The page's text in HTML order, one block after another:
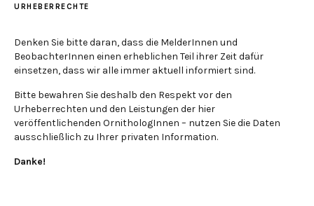
URHEBERRECHTE
Denken Sie bitte daran, dass die MelderInnen und
BeobachterInnen einen erheblichen Teil ihrer Zeit dafür
einsetzen, dass wir alle immer aktuell informiert sind.
Bitte bewahren Sie deshalb den Respekt vor den
Urheberrechten und den Leistungen der hier
veröffentlichenden OrnithologInnen – nutzen Sie die Daten
ausschließlich zu Ihrer privaten Information.
Danke!